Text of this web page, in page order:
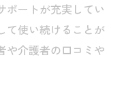
ポートが充実してい
て使い続けることが
や介護者の口コミや